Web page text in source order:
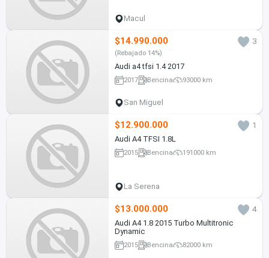
Macul
$14.990.000 3
(Rebajado 14%)
Audi a4 tfsi 1.4 2017
2017 Bencina 93000 km
San Miguel
$12.900.000
1
Audi A4 TFSI 1.8L
2015 Bencina 191000 km
La Serena
$13.000.000
4
Audi A4 1.8 2015 Turbo Multitronic
Dynamic
2015 Bencina 82000 km